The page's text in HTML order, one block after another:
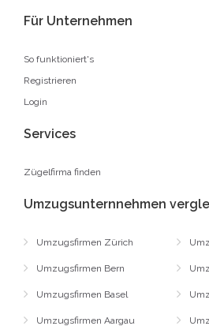
Für Unternehmen
So funktioniert's
Registrieren
Login
Services
Zügelfirma finden
Umzugsunternnehmen
Umzugsfirmen Zürich
Umzugsfirmen Bern
Umzugsfirmen Basel
Umzugsfirmen Aargau